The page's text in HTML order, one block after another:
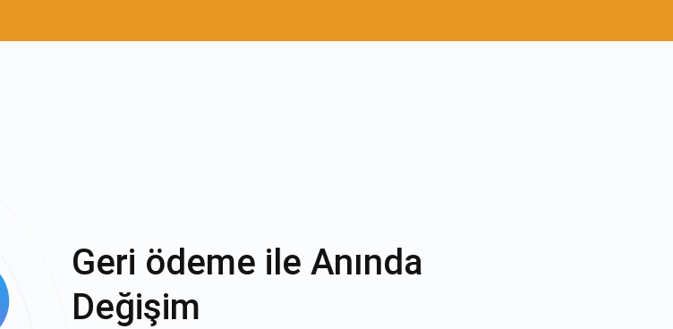
Geri ödeme ile Anında
Değişim